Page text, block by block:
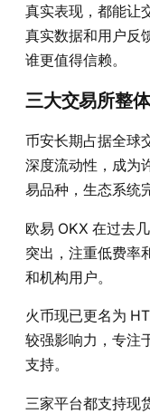
真实表现，都能让
真实数据和用户反
谁更值得信赖。
三大交易所整
币安长期占据全球
深度流动性，成为
易品种，生态系统
欧易 OKX 在过去
突出，注重低费率
和机构用户。
火币现已更名为
较强影响力，专注
支持。
三家平台都支持现